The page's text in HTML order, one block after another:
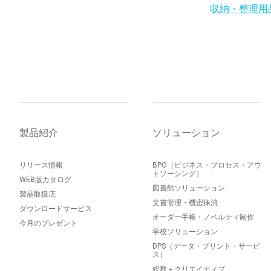
収納・整理用
製品紹介
リリース情報
WEB版カタログ
製品取扱店
ダウンロードサービス
今月のプレゼント
ソリューション
BPO（ビジネス・プロセス・アウ
トソーシング）
図書館ソリューション
文書管理・機密抹消
オーダー手帳・ノベルティ制作
学校ソリューション
DPS（データ・プリント・サービ
ス）
総務＋クリエイティブ